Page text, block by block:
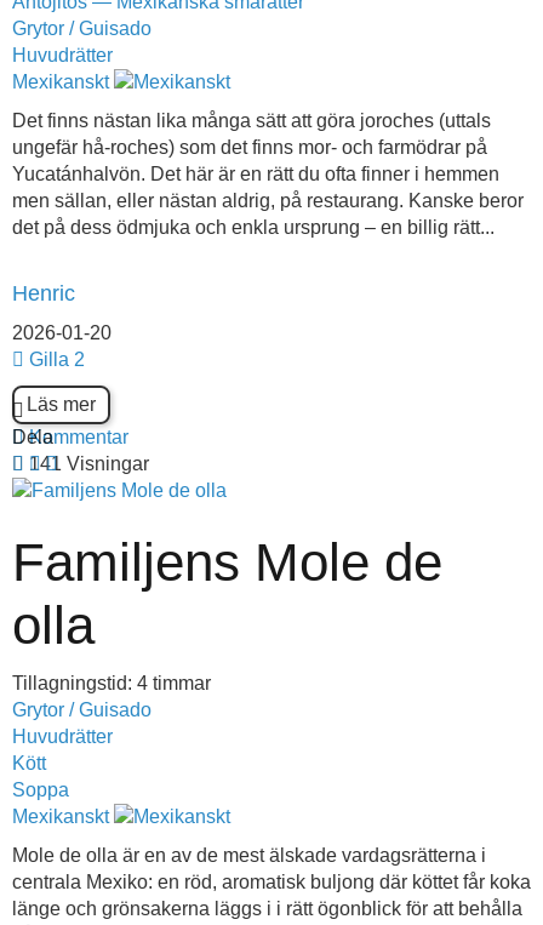
Grytor / Guisado
Huvudrätter
Mexikanskt
Det finns nästan lika många sätt att göra joroches (uttals
ungefär hå-roches) som det finns mor- och farmödrar på
Yucatánhalvön. Det här är en rätt du ofta finner i hemmen
men sällan, eller nästan aldrig, på restaurang. Kanske beror
det på dess ödmjuka och enkla ursprung – en billig rätt...
Henric
2026-01-20
Gilla 2
Läs mer
Kommentar
141 Visningar
Dela
Familjens Mole de
olla
Tillagningstid: 4 timmar
Grytor / Guisado
Huvudrätter
Kött
Soppa
Mexikanskt
Mole de olla är en av de mest älskade vardagsrätterna i
centrala Mexiko: en röd, aromatisk buljong där köttet får koka
länge och grönsakerna läggs i i rätt ögonblick för att behålla